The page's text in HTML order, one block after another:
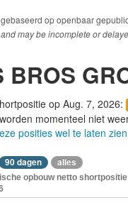
op openbaar
may be incomplete or
BROS
op Aug. 7, 2026:
momenteel niet
posities wel te laten zien
90 dagen alles
opbouw netto shortpositie